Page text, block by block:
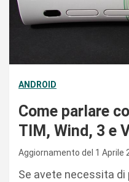
ANDROID
Come parlare
TIM, Wind, 3 e
Aggiornamento del 1 Aprile
Se avete necessita di